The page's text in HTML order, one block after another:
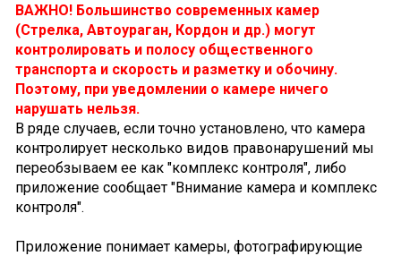
ВАЖНО! Большинство современных камер
(Стрелка, Автоураган, Кордон и др.) могут
контролировать и полосу общественного
транспорта и скорость и разметку и обочину.
Поэтому, при уведомлении о камере ничего
нарушать нельзя.
В ряде случаев, если точно установлено, что камера
контролирует несколько видов правонарушений мы
переобзываем ее как "комплекс контроля", либо
приложение сообщает "Внимание камера и комплекс
контроля".
Приложение понимает камеры, фотографирующие